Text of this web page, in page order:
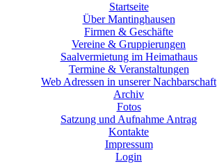
Startseite
Über Mantinghausen
Firmen & Geschäfte
Vereine & Gruppierungen
Saalvermietung im Heimathaus
Termine & Veranstaltungen
Web Adressen in unserer Nachbarschaft
Archiv
Fotos
Satzung und Aufnahme Antrag
Kontakte
Impressum
Login